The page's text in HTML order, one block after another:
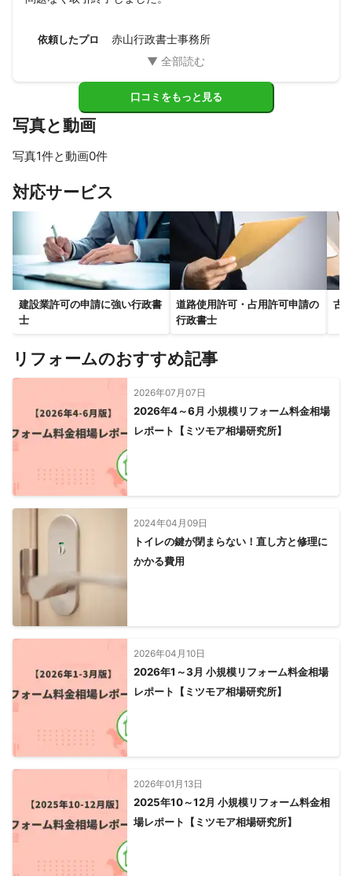
依頼したプロ 赤山行政書士事務所
口コミをもっと見る
写真と動画
写真1件と動画0件
対応サービス
建設業許可の申請に強い行政書
士
道路使用許可・占用許可申請の
行政書士
古
リフォームのおすすめ記事
2026年07月07日
2026年4～6月 小規模リフォーム料金相場
レポート【ミツモア相場研究所】
2024年04月09日
トイレの鍵が閉まらない！直し方と修理に
かかる費用
2026年04月10日
2026年1～3月 小規模リフォーム料金相場
レポート【ミツモア相場研究所】
2026年01月13日
2025年10～12月 小規模リフォーム料金相
場レポート【ミツモア相場研究所】